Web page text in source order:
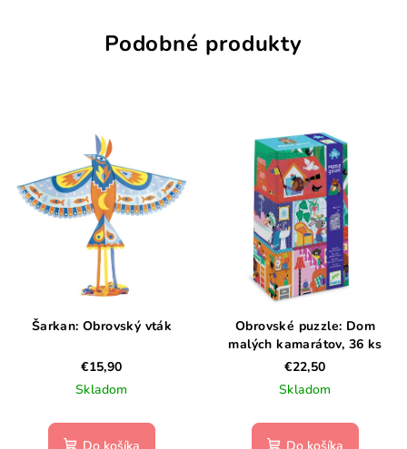
Podobné produkty
Šarkan: Obrovský vták
€15,90
Skladom
Obrovské puzzle: Dom
malých kamarátov, 36 ks
€22,50
Skladom